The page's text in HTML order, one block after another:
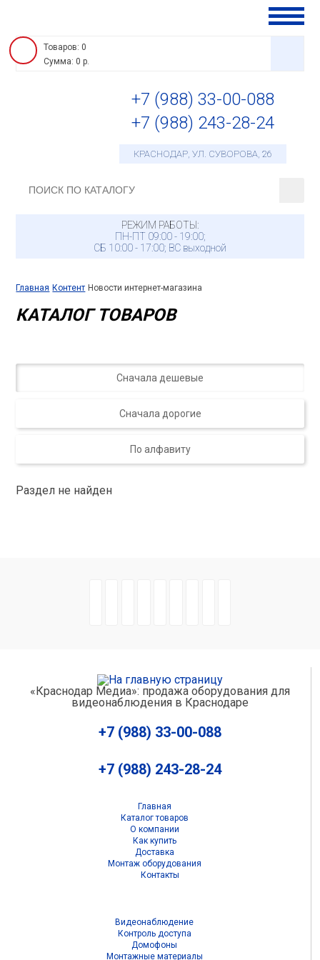
Контроль
Товаров: 0
Сумма: 0 р.
+7 (988) 33-00-088
+7 (988) 243-28-24
КРАСНОДАР, УЛ. СУВОРОВА, 26
РЕЖИМ РАБОТЫ:
ПН-ПТ 09:00 - 19:00;
СБ 10:00 - 17:00; ВС выходной
Главная Контент Новости интернет-магазина
КАТАЛОГ ТОВАРОВ
Сначала дешевые
Сначала дорогие
По алфавиту
Раздел не найден
«Краснодар Медиа»: продажа оборудования для
видеонаблюдения в Краснодаре
+7 (988) 33-00-088
+7 (988) 243-28-24
Главная
Каталог товаров
О компании
Как купить
Доставка
Монтаж оборудования
Контакты
Видеонаблюдение
Контроль доступа
Домофоны
Монтажные материалы